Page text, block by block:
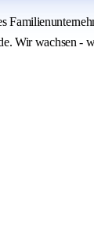
Wir wachsen -